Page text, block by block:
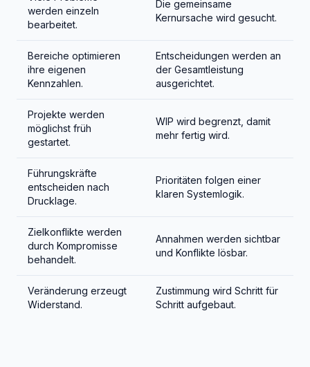
werden einzeln
bearbeitet.
Die gemeinsame
Kernursache wird gesucht.
Bereiche optimieren
ihre eigenen
Kennzahlen.
Entscheidungen werden an
der Gesamtleistung
ausgerichtet.
Projekte werden
möglichst früh
gestartet.
WIP wird begrenzt, damit
mehr fertig wird.
Führungskräfte
entscheiden nach
Drucklage.
Prioritäten folgen einer
klaren Systemlogik.
Zielkonflikte werden
durch Kompromisse
behandelt.
Annahmen werden sichtbar
und Konflikte lösbar.
Veränderung erzeugt
Widerstand.
Zustimmung wird Schritt für
Schritt aufgebaut.